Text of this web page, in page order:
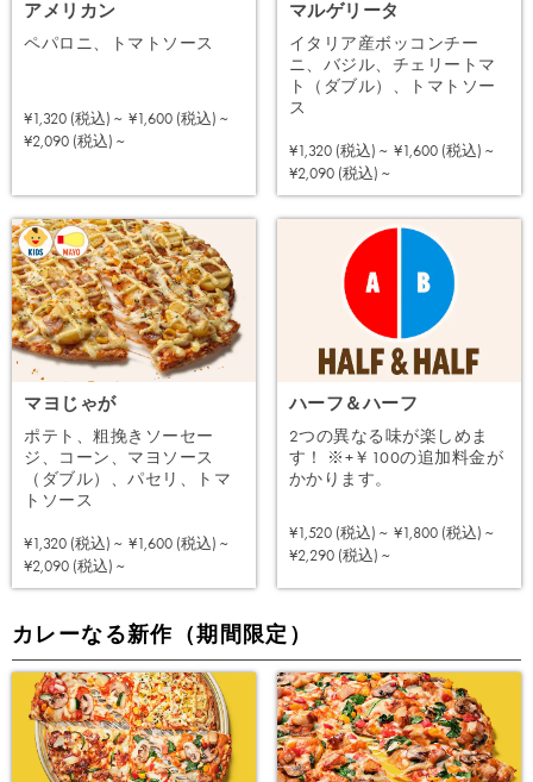
アメリカン
ペパロニ、トマトソース
¥1,320 (税込) ~ ¥1,600 (税込) ~
¥2,090 (税込) ~
マルゲリータ
イタリア産ボッコンチー
ニ、バジル、チェリートマ
ト（ダブル）、トマトソー
ス
¥1,320 (税込) ~ ¥1,600 (税込) ~
¥2,090 (税込) ~
マヨじゃが
ポテト、粗挽きソーセー
ジ、コーン、マヨソース
（ダブル）、パセリ、トマ
トソース
¥1,320 (税込) ~ ¥1,600 (税込) ~
¥2,090 (税込) ~
ハーフ＆ハーフ
2つの異なる味が楽しめま
す！ ※+￥100の追加料金が
かかります。
¥1,520 (税込) ~ ¥1,800 (税込) ~
¥2,290 (税込) ~
カレーなる新作（期間限定）